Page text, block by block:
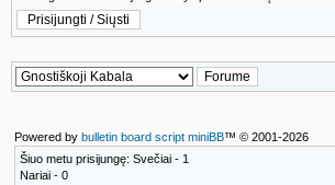
Powered by bulletin board script miniBB™ © 2001-2026
Šiuo metu prisijungę: Svečiai - 1
Nariai - 0